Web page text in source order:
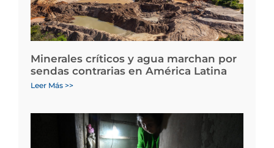
Minerales críticos y agua marchan por
sendas contrarias en América Latina
Leer Más >>